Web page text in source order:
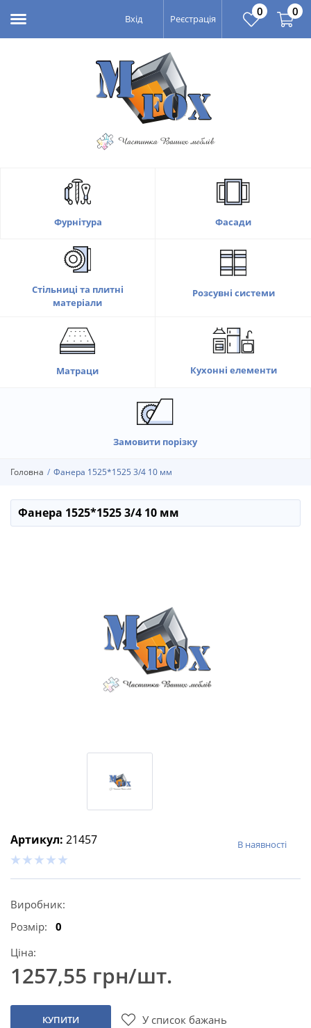
Вхід Реєстрація
0 0
Фурнітура Фасади
Стільниці та плитні
матеріали
Розсувні системи
Матраци Кухонні елементи
Замовити порізку
Головна Фанера 1525*1525 3/4 10 мм
Фанера 1525*1525 3/4 10 мм
Артикул: 21457 В наявності
Виробник:
Розмір:
0
Ціна:
1257,55 грн/шт.
КУПИТИ У список бажань